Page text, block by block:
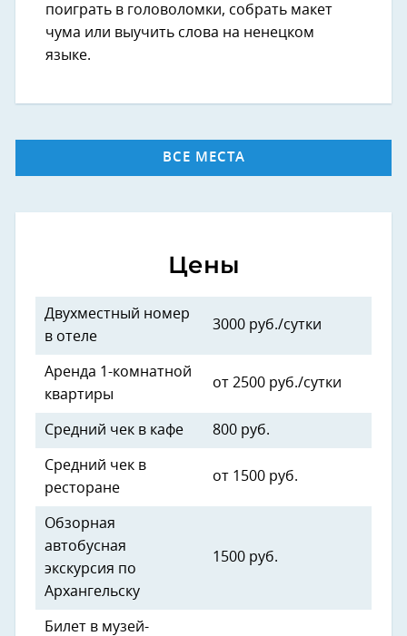
поиграть в головоломки, собрать макет
чума или выучить слова на ненецком
языке.
ВСЕ МЕСТА
Цены
Двухместный номер
в отеле
3000 руб./сутки
Аренда 1-комнатной
квартиры
от 2500 руб./сутки
Средний чек в кафе 800 руб.
Средний чек в
ресторане
от 1500 руб.
Обзорная
автобусная
экскурсия по
Архангельску
1500 руб.
Билет в музей-